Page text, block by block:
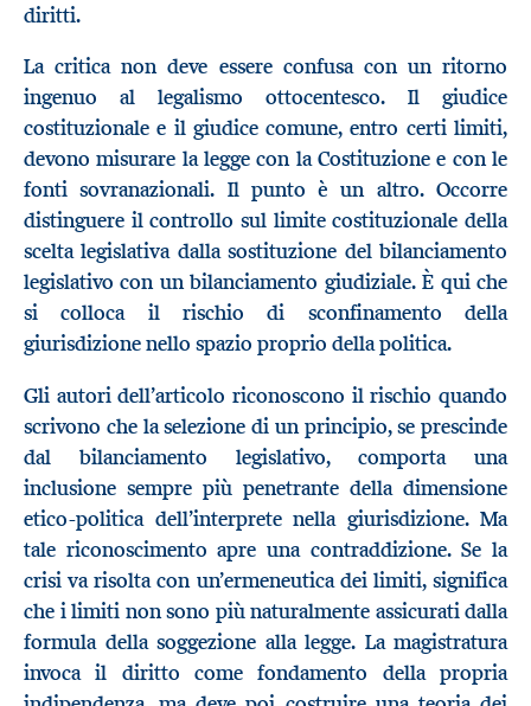
diritti.
La critica non deve essere confusa con un ritorno
ingenuo al legalismo ottocentesco. Il giudice
costituzionale e il giudice comune, entro certi limiti,
devono misurare la legge con la Costituzione e con le
fonti sovranazionali. Il punto è un altro. Occorre
distinguere il controllo sul limite costituzionale della
scelta legislativa dalla sostituzione del bilanciamento
legislativo con un bilanciamento giudiziale. È qui che
si colloca il rischio di sconfinamento della
giurisdizione nello spazio proprio della politica.
Gli autori dell’articolo riconoscono il rischio quando
scrivono che la selezione di un principio, se prescinde
dal bilanciamento legislativo, comporta una
inclusione sempre più penetrante della dimensione
etico-politica dell’interprete nella giurisdizione. Ma
tale riconoscimento apre una contraddizione. Se la
crisi va risolta con un’ermeneutica dei limiti, significa
che i limiti non sono più naturalmente assicurati dalla
formula della soggezione alla legge. La magistratura
invoca il diritto come fondamento della propria